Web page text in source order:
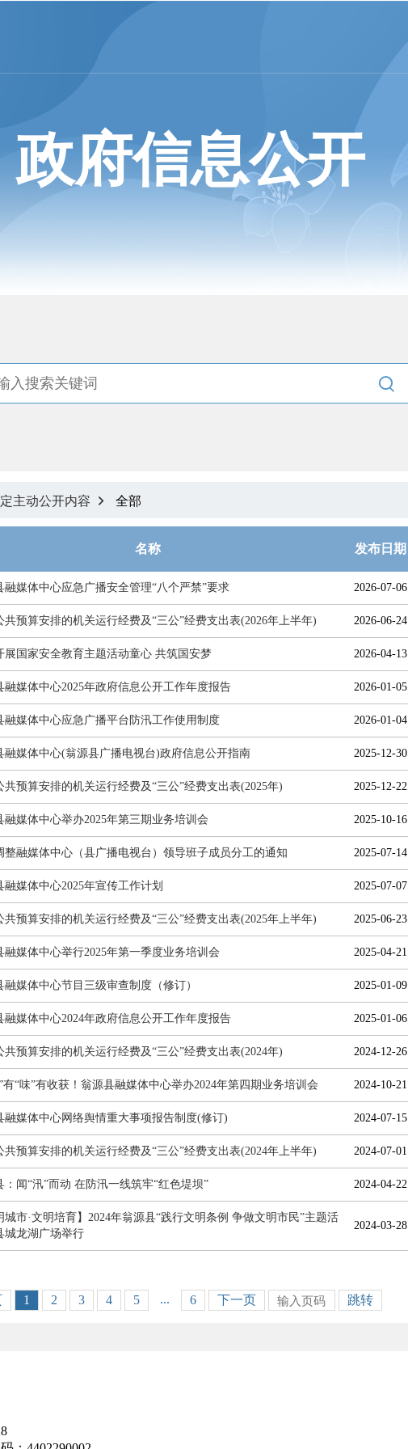
政府信息公开

主动公开内容  全部
名称 发布日期
融媒体中心应急广播安全管理“八个严禁”要求 2026-07-06
共预算安排的机关运行经费及“三公”经费支出表(2026年上半年) 2026-06-24
展国家安全教育主题活动童心 共筑国安梦 2026-04-13
融媒体中心2025年政府信息公开工作年度报告 2026-01-05
融媒体中心应急广播平台防汛工作使用制度 2026-01-04
融媒体中心(翁源县广播电视台)政府信息公开指南 2025-12-30
共预算安排的机关运行经费及“三公”经费支出表(2025年) 2025-12-22
融媒体中心举办2025年第三期业务培训会 2025-10-16
整融媒体中心（县广播电视台）领导班子成员分工的通知 2025-07-14
融媒体中心2025年宣传工作计划 2025-07-07
共预算安排的机关运行经费及“三公”经费支出表(2025年上半年) 2025-06-23
融媒体中心举行2025年第一季度业务培训会 2025-04-21
融媒体中心节目三级审查制度（修订） 2025-01-09
融媒体中心2024年政府信息公开工作年度报告 2025-01-06
共预算安排的机关运行经费及“三公”经费支出表(2024年) 2024-12-26
有“味”有收获！翁源县融媒体中心举办2024年第四期业务培训会 2024-10-21
融媒体中心网络舆情重大事项报告制度(修订) 2024-07-15
共预算安排的机关运行经费及“三公”经费支出表(2024年上半年) 2024-07-01
：闻“汛”而动 在防汛一线筑牢“红色堤坝” 2024-04-22
城市·文明培育】2024年翁源县“践行文明条例 争做文明市民”主题活
城龙湖广场举行
2024-03-28
1 2 3 4 5 ... 6 下一页 跳转